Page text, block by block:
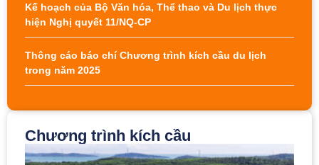
Kế hoạch của Bộ Văn hóa, Thể thao và Du lịch thực
hiện Nghị quyết 11/NQ-CP
Thông cáo báo chí Chương trình kích cầu du lịch
trong năm 2025
Chương trình kích cầu